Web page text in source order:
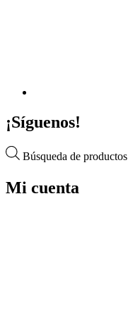
¡Síguenos!
Búsqueda de productos
Mi cuenta